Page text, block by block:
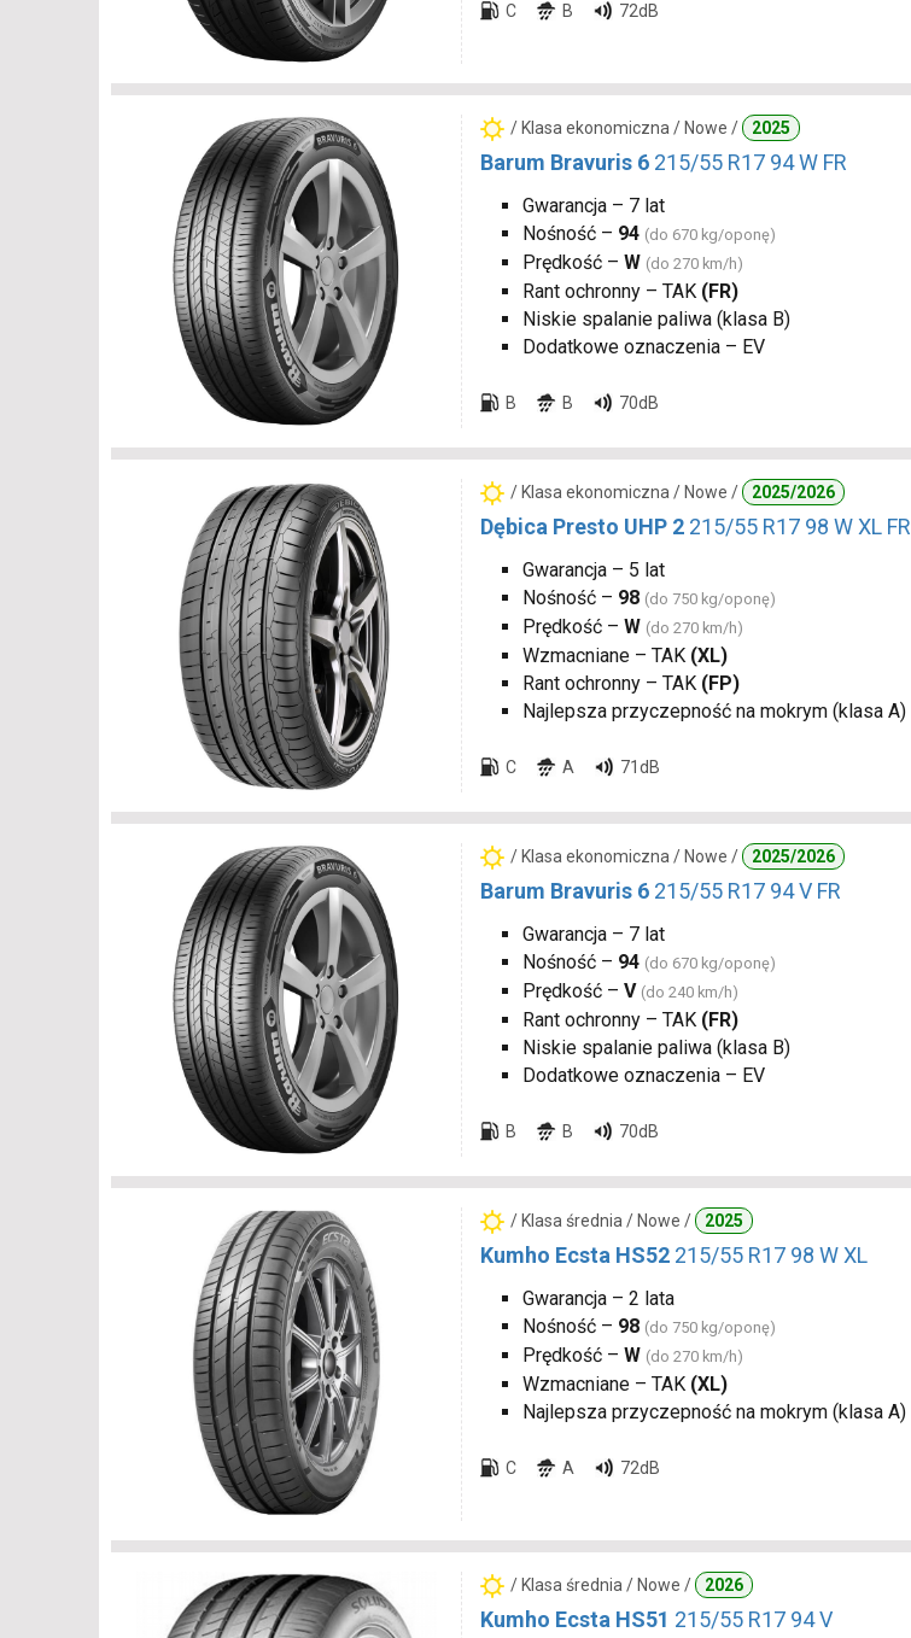
C B 72dB
/ Klasa ekonomiczna / Nowe / 2025
Barum Bravuris 6 215/55 R17 94 W FR
Gwarancja – 7 lat
Nośność – 94 (do 670 kg/oponę)
Prędkość – W (do 270 km/h)
Rant ochronny – TAK (FR)
Niskie spalanie paliwa (klasa B)
Dodatkowe oznaczenia – EV
B B 70dB
/ Klasa ekonomiczna / Nowe / 2025/2026
Dębica Presto UHP 2 215/55 R17 98 W XL FR
Gwarancja – 5 lat
Nośność – 98 (do 750 kg/oponę)
Prędkość – W (do 270 km/h)
Wzmacniane – TAK (XL)
Rant ochronny – TAK (FP)
Najlepsza przyczepność na mokrym (klasa A)
C A 71dB
/ Klasa ekonomiczna / Nowe / 2025/2026
Barum Bravuris 6 215/55 R17 94 V FR
Gwarancja – 7 lat
Nośność – 94 (do 670 kg/oponę)
Prędkość – V (do 240 km/h)
Rant ochronny – TAK (FR)
Niskie spalanie paliwa (klasa B)
Dodatkowe oznaczenia – EV
B B 70dB
/ Klasa średnia / Nowe / 2025
Kumho Ecsta HS52 215/55 R17 98 W XL
Gwarancja – 2 lata
Nośność – 98 (do 750 kg/oponę)
Prędkość – W (do 270 km/h)
Wzmacniane – TAK (XL)
Najlepsza przyczepność na mokrym (klasa A)
C A 72dB
/ Klasa średnia / Nowe / 2026
Kumho Ecsta HS51 215/55 R17 94 V